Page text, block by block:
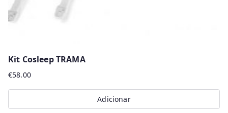
page
Kit Cosleep TRAMA
€58.00
Adicionar